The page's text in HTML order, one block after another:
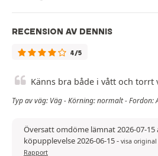
RECENSION AV DENNIS
4/5
Känns bra både i vått och torrt
Typ av väg: Väg - Körning: normalt - Fordon:
Översatt omdöme lämnat 2026-07-
köpupplevelse 2026-06-15- visa
Rapport